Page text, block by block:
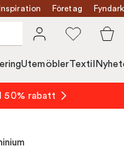
Inspiration Företag
UtemöblerTextil
50% rabatt